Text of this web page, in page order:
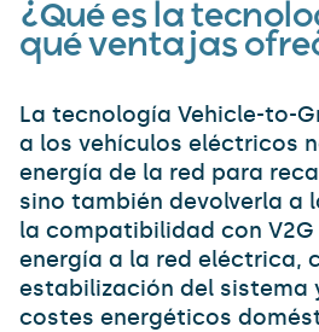
¿Qué es la
qué ventajas
La tecnología Vehicle-to-
a los vehículos eléctricos
energía de la red para
sino también devolverla a
la compatibilidad con
energía a la red eléctrica,
estabilización del sistema
costes energéticos